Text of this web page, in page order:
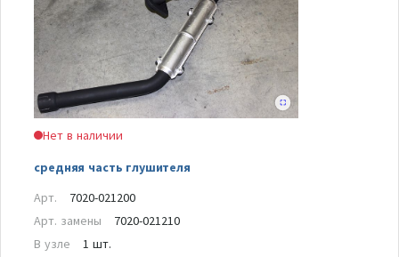
Нет в наличии
средняя часть глушителя
Арт.
7020-021200
Арт. замены
7020-021210
В узле
1 шт.